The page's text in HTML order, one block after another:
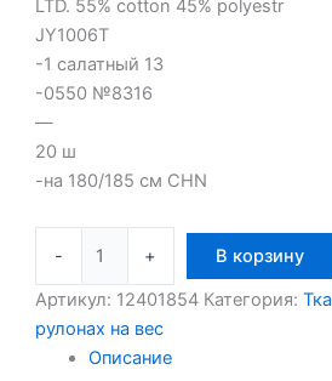
LTD. 55% cotton 45% polyestr
JY1006T
-1 салатный 13
-0550 №8316
—
20 ш
-на 180/185 см CHN
- +
В корзину
Артикул: 12401854 Категория:
рулонах на вес
Описание